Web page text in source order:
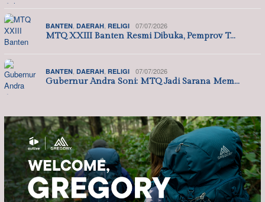
BANTEN, DAERAH, RELIGI 07/07/2026
MTQ XXIII Banten Resmi Dibuka, Pemprov T…
BANTEN, DAERAH, RELIGI 07/07/2026
Gubernur Andra Soni: MTQ Jadi Sarana Mem…